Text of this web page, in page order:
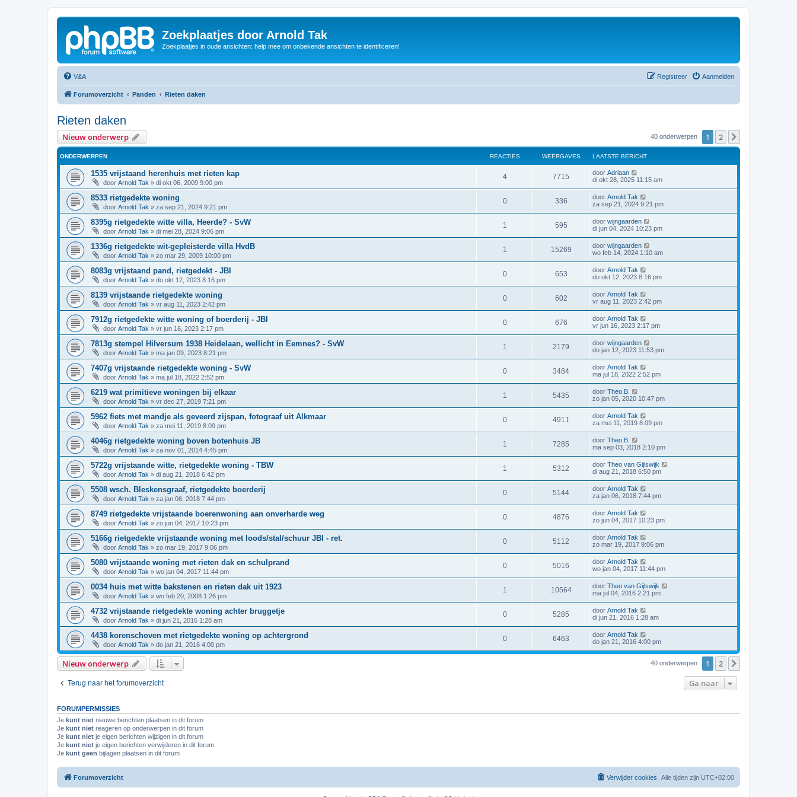
Zoekplaatjes door Arnold Tak
Zoekplaatjes in oude ansichten: help mee om onbekende ansichten te identificeren!
V&A Aanmelden
Registreer
Forumoverzicht Panden Rieten daken
Rieten daken
Nieuw onderwerp 40 onderwerpen 1 2
ONDERWERPEN REACTIES WEERGAVES LAATSTE BERICHT
1535 vrijstaand herenhuis met rieten kap
door Arnold Tak » di okt 06, 2009 9:00 pm
4 7715 door Adriaan
di okt 28, 2025 11:15 am
8533 rietgedekte woning
door Arnold Tak » za sep 21, 2024 9:21 pm
0 336 door Arnold Tak
za sep 21, 2024 9:21 pm
8395g rietgedekte witte villa, Heerde? - SvW
door Arnold Tak » di mei 28, 2024 9:06 pm
1 595 door wijngaarden
di jun 04, 2024 10:23 pm
1336g rietgedekte wit-gepleisterde villa HvdB
door Arnold Tak » zo mar 29, 2009 10:00 pm
1 15269 door wijngaarden
wo feb 14, 2024 1:10 am
8083g vrijstaand pand, rietgedekt - JBI
door Arnold Tak » do okt 12, 2023 8:16 pm
0 653 door Arnold Tak
do okt 12, 2023 8:16 pm
8139 vrijstaande rietgedekte woning
door Arnold Tak » vr aug 11, 2023 2:42 pm
0 602 door Arnold Tak
vr aug 11, 2023 2:42 pm
7912g rietgedekte witte woning of boerderij - JBI
door Arnold Tak » vr jun 16, 2023 2:17 pm
0 676 door Arnold Tak
vr jun 16, 2023 2:17 pm
7813g stempel Hilversum 1938 Heidelaan, wellicht in Eemnes? - SvW
door Arnold Tak » ma jan 09, 2023 8:21 pm
1 2179 door wijngaarden
do jan 12, 2023 11:53 pm
7407g vrijstaande rietgedekte woning - SvW
door Arnold Tak » ma jul 18, 2022 2:52 pm
0 3484 door Arnold Tak
ma jul 18, 2022 2:52 pm
6219 wat primitieve woningen bij elkaar
door Arnold Tak » vr dec 27, 2019 7:21 pm
1 5435 door Theo.B.
zo jan 05, 2020 10:47 pm
5962 fiets met mandje als geveerd zijspan, fotograaf uit Alkmaar
door Arnold Tak » za mei 11, 2019 8:09 pm
0 4911 door Arnold Tak
za mei 11, 2019 8:09 pm
4046g rietgedekte woning boven botenhuis JB
door Arnold Tak » za nov 01, 2014 4:45 pm
1 7285 door Theo.B.
ma sep 03, 2018 2:10 pm
5722g vrijstaande witte, rietgedekte woning - TBW
door Arnold Tak » di aug 21, 2018 6:42 pm
1 5312 door Theo van Gijlswijk
di aug 21, 2018 6:50 pm
5508 wsch. Bleskensgraaf, rietgedekte boerderij
door Arnold Tak » za jan 06, 2018 7:44 pm
0 5144 door Arnold Tak
za jan 06, 2018 7:44 pm
8749 rietgedekte vrijstaande boerenwoning aan onverharde weg
door Arnold Tak » zo jun 04, 2017 10:23 pm
0 4876 door Arnold Tak
zo jun 04, 2017 10:23 pm
5166g rietgedekte vrijstaande woning met loods/stal/schuur JBI - ret.
door Arnold Tak » zo mar 19, 2017 9:06 pm
0 5112 door Arnold Tak
zo mar 19, 2017 9:06 pm
5080 vrijstaande woning met rieten dak en schulprand
door Arnold Tak » wo jan 04, 2017 11:44 pm
0 5016 door Arnold Tak
wo jan 04, 2017 11:44 pm
0034 huis met witte bakstenen en rieten dak uit 1923
door Arnold Tak » wo feb 20, 2008 1:26 pm
1 10564 door Theo van Gijlswijk
ma jul 04, 2016 2:21 pm
4732 vrijstaande rietgedekte woning achter bruggetje
door Arnold Tak » di jun 21, 2016 1:28 am
0 5285 door Arnold Tak
di jun 21, 2016 1:28 am
4438 korenschoven met rietgedekte woning op achtergrond
door Arnold Tak » do jan 21, 2016 4:00 pm
0 6463 door Arnold Tak
do jan 21, 2016 4:00 pm
Nieuw onderwerp 40 onderwerpen 1 2
Terug naar het forumoverzicht Ga naar
FORUMPERMISSIES
Je kunt niet nieuwe berichten plaatsen in dit forum
Je kunt niet reageren op onderwerpen in dit forum
Je kunt niet je eigen berichten wijzigen in dit forum
Je kunt niet je eigen berichten verwijderen in dit forum
Je kunt geen bijlagen plaatsen in dit forum
Forumoverzicht Alle tijden zijn UTC+02:00
Verwijder cookies